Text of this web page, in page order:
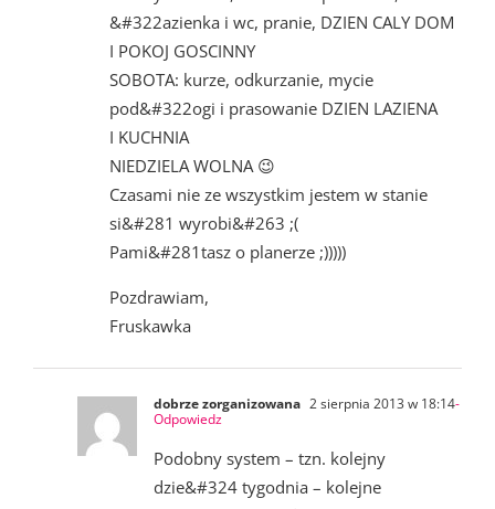
&#322azienka i wc, pranie, DZIEN CALY DOM
I POKOJ GOSCINNY
SOBOTA: kurze, odkurzanie, mycie
pod&#322ogi i prasowanie DZIEN LAZIENA
I KUCHNIA
NIEDZIELA WOLNA 😉
Czasami nie ze wszystkim jestem w stanie
si&#281 wyrobi&#263 ;(
Pami&#281tasz o planerze ;)))))
Pozdrawiam,
Fruskawka
dobrze zorganizowana 2 sierpnia 2013 w 18:14-
Odpowiedz
Podobny system – tzn. kolejny
dzie&#324 tygodnia – kolejne